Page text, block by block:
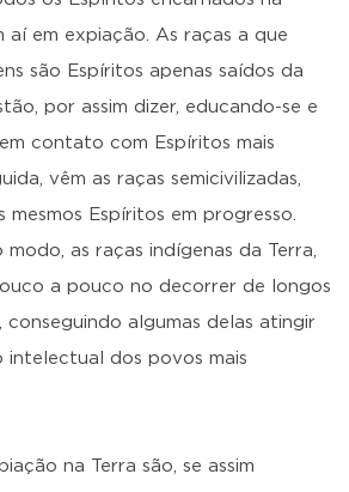
aí em expiação. As raças a que
são Espíritos apenas saídos da
por assim dizer, educando-se e
contato com Espíritos mais
vêm as raças semicivilizadas,
mesmos Espíritos em progresso.
modo, as raças indígenas da Terra,
a pouco no decorrer de longos
conseguindo algumas delas atingir
dos povos mais
na Terra são, se assim